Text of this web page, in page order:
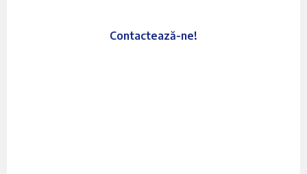
Contactează-ne!